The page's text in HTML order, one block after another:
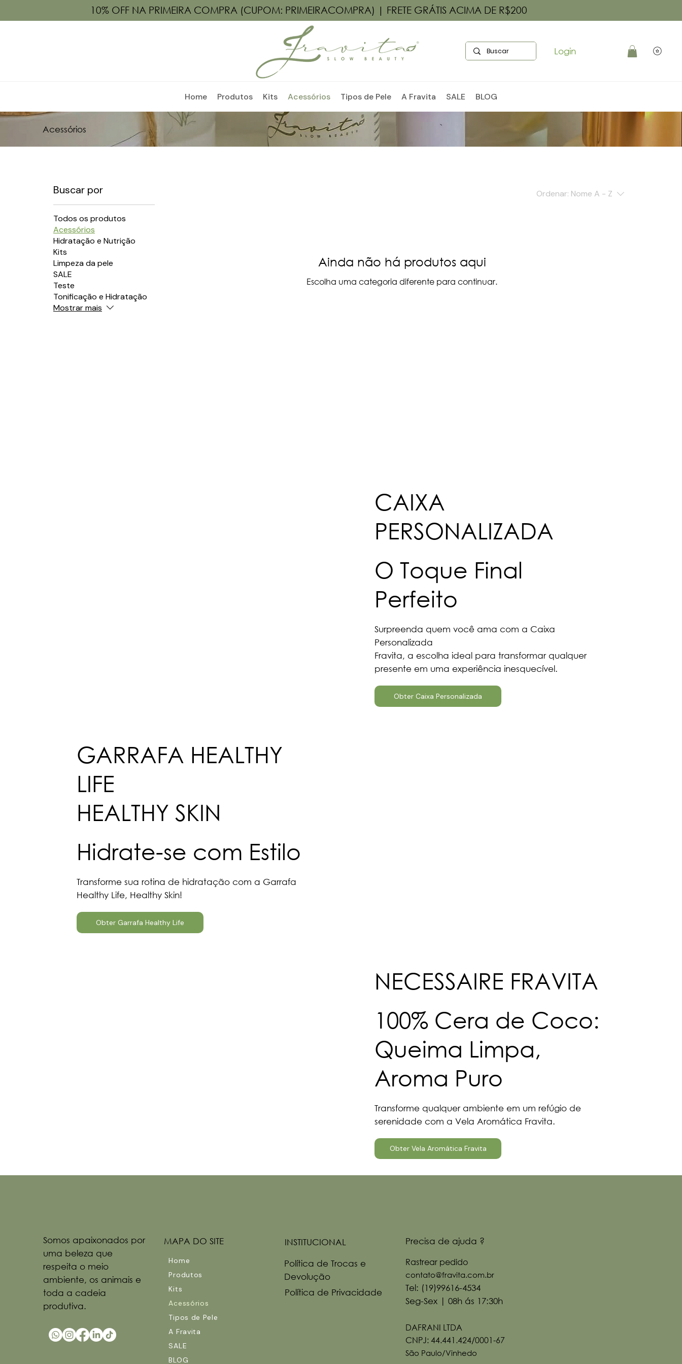
10% OFF NA PRIMEIRA COMPRA (CUPOM: PRIMEIRACOMPRA) | FRETE GRÁTIS ACIMA DE R$200
Login
Home Produtos Kits Acessórios Tipos de Pele A Fravita SALE BLOG
Acessórios
Buscar por
Todos os produtos
Acessórios
Hidratação e Nutrição
Kits
Limpeza da pele
SALE
Teste
Tonificação e Hidratação
Mostrar mais
Ordenar: Nome A - Z
Ainda não há produtos aqui
Escolha uma categoria diferente para continuar.
CAIXA
PERSONALIZADA
O Toque Final
Perfeito
Surpreenda quem você ama com a Caixa
Personalizada
Fravita, a escolha ideal para transformar qualquer
presente em uma experiência inesquecível.
Obter Caixa Personalizada
GARRAFA HEALTHY
LIFE
HEALTHY SKIN
Hidrate-se com Estilo
Transforme sua rotina de hidratação com a Garrafa
Healthy Life, Healthy Skin!
Obter Garrafa Healthy Life
NECESSAIRE FRAVITA
100% Cera de Coco:
Queima Limpa,
Aroma Puro
Transforme qualquer ambiente em um refúgio de
serenidade com a Vela Aromática Fravita.
Obter Vela Aromática Fravita
Somos apaixonados por
uma beleza que
respeita o meio
ambiente, os animais e
toda a cadeia
produtiva.
INSTITUCIONAL
Política de Trocas e
Devolução
Política de Privacidade
MAPA DO SITE
Home
Produtos
Kits
Acessórios
Tipos de Pele
A Fravita
SALE
BLOG
Precisa de ajuda ?
Rastrear pedido
contato@fravita.com.br
Tel: (19)99616-4534
Seg-Sex | 08h ás 17:30h
DAFRANI LTDA
CNPJ: 44.441.424/0001-67
São Paulo/Vinhedo